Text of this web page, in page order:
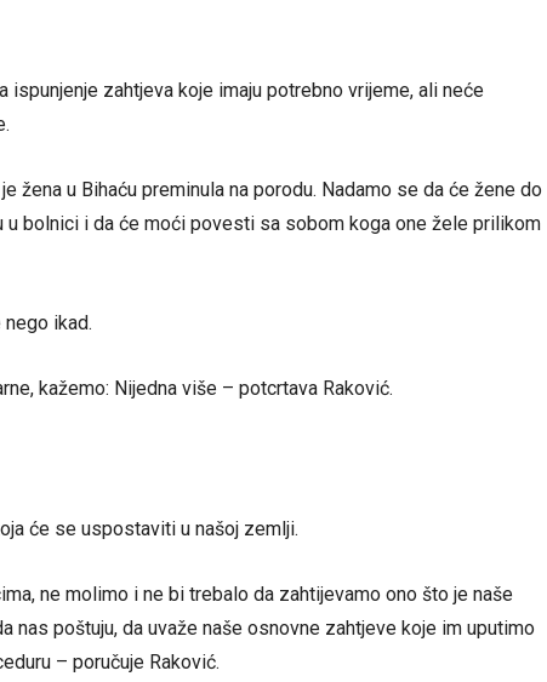
ispunjenje zahtjeva koje imaju potrebno vrijeme, ali neće
žena u Bihaću preminula na porodu. Nadamo se da će žene do
u bolnici i da će moći povesti sa sobom koga one žele prilikom
ikad.
kažemo: Nijedna više – potcrtava Raković.
će se uspostaviti u našoj zemlji.
ne molimo i ne bi trebalo da zahtijevamo ono što je naše
nas poštuju, da uvaže naše osnovne zahtjeve koje im uputimo
– poručuje Raković.